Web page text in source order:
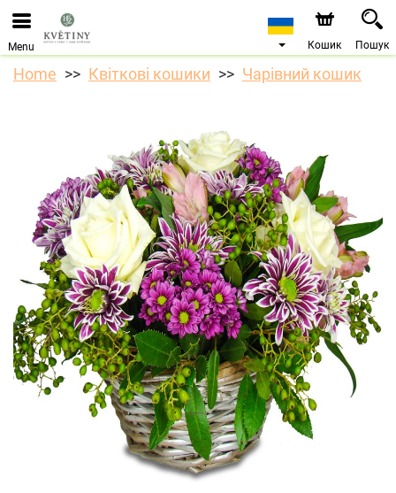
Ми приймаємо замовлення через наш інтернет-
магазин. Найближча можлива дата доставки —
10.08.2026 у зв’язку з відпусткою.
Menu Кошик Пошук
Home Квіткові кошики Чарівний кошик